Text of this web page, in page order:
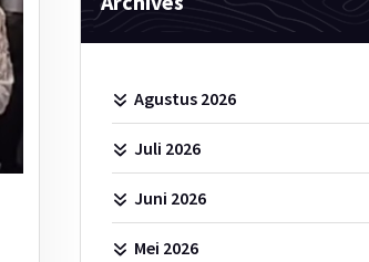
Agustus 2026
Juli 2026
Juni 2026
Mei 2026